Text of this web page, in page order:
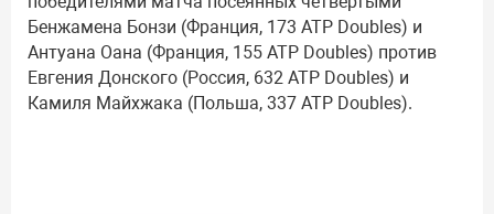
Бенжамена Бонзи (Франция, 173 ATP Doubles) и
Антуана Оана (Франция, 155 ATP Doubles) против
Евгения Донского (Россия, 632 ATP Doubles) и
Камиля Майхжака (Польша, 337 ATP Doubles).